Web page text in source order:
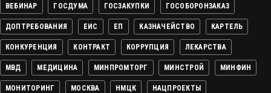
ВЕБИНАР ГОСДУМА ГОСЗАКУПКИ ГОСОБОРОНЗАКАЗ
ДОПТРЕБОВАНИЯ ЕИС ЕП КАЗНАЧЕЙСТВО КАРТЕЛЬ
КОНКУРЕНЦИЯ КОНТРАКТ КОРРУПЦИЯ ЛЕКАРСТВА
МВД МЕДИЦИНА МИНПРОМТОРГ МИНСТРОЙ МИНФИН
МОНИТОРИНГ МОСКВА НМЦК НАЦПРОЕКТЫ